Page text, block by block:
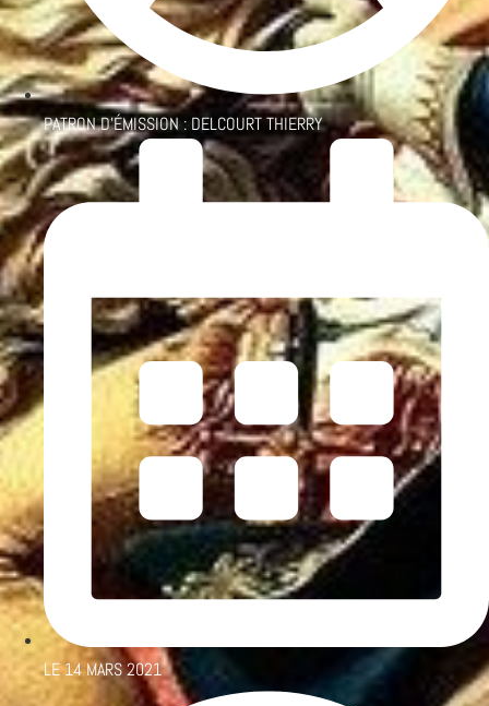
PATRON D'ÉMISSION : DELCOURT THIERRY
LE14 MARS 2021